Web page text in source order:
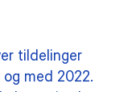
tildelinger
med 2022.